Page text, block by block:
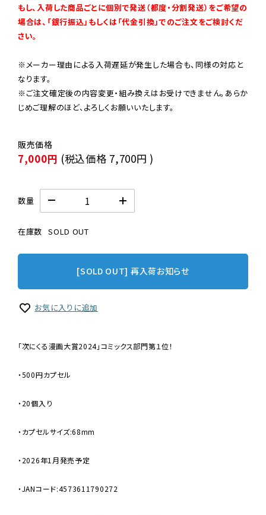
もし、入荷した商品ごとに個別で発送（都度・分割発送）をご希望の
場合は、「銀行振込」もしくは「代金引換」でのご注文をご検討くだ
さい。
※メーカー理由による入荷遅延が発生した場合も、同様の対応と
なります。
※ご注文確定後の内容変更・組み換えはお受けできません。あらか
じめご理解のほど、よろしくお願いいたします。
7,000円 (税込価格 7,700円 )
数量
在庫数 SOLD OUT
[SOLD OUT] 再入荷お知らせ
お気に入りに追加
「次にくる漫画大賞2024」コミックス部門第１位！
・500円カプセル
・20個入り
・カプセルサイズ:68mm
・2026年1月発売予定
・JANコード:4573611790272